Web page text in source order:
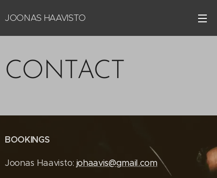
JOONAS HAAVISTO
CONTACT
BOOKINGS
Joonas Haavisto: johaavis@gmail.com